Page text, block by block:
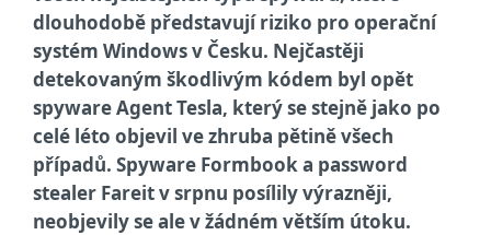
dlouhodobě představují riziko pro operační
systém Windows v Česku. Nejčastěji
detekovaným škodlivým kódem byl opět
spyware Agent Tesla, který se stejně jako po
celé léto objevil ve zhruba pětině všech
případů. Spyware Formbook a password
stealer Fareit v srpnu posílily výrazněji,
neobjevily se ale v žádném větším útoku.